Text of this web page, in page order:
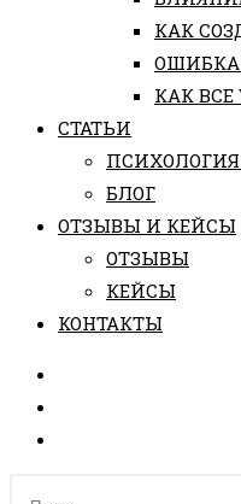
КАК
КАК
СТАТЬИ
БЛОГ
ОТЗЫВЫ И КЕЙСЫ
ОТЗЫВЫ
КЕЙСЫ
КОНТАКТЫ